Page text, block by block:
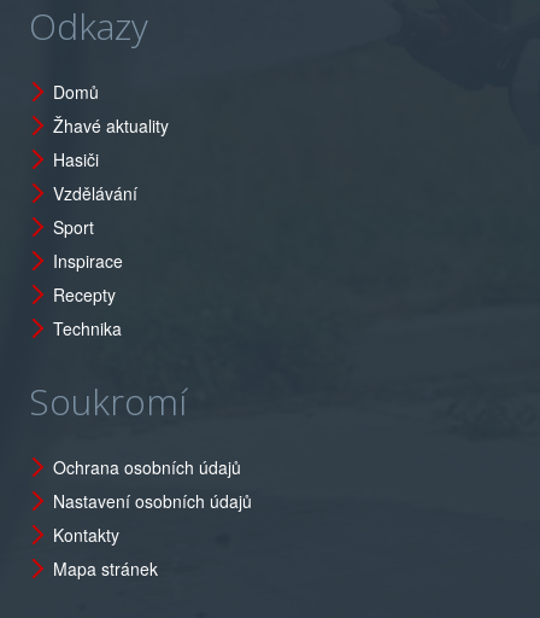
Odkazy
Domů
Žhavé aktuality
Hasiči
Vzdělávání
Sport
Inspirace
Recepty
Technika
Soukromí
Ochrana osobních údajů
Nastavení osobních údajů
Kontakty
Mapa stránek